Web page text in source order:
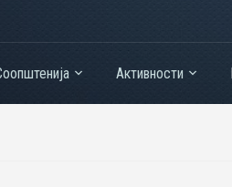
Активности